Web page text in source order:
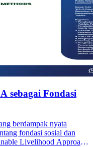
sebagai Fondasi
berdampak nyata
fondasi sosial dan
Livelihood Approach